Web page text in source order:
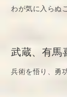
わが気に入らぬ
武蔵、有馬
兵術を悟り、勇